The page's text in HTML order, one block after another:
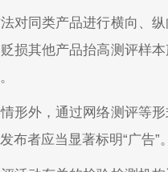
对同类产品进行横向、
损其他产品抬高测评样本
形外，通过网络测评等
者应当显著标明“广告”。